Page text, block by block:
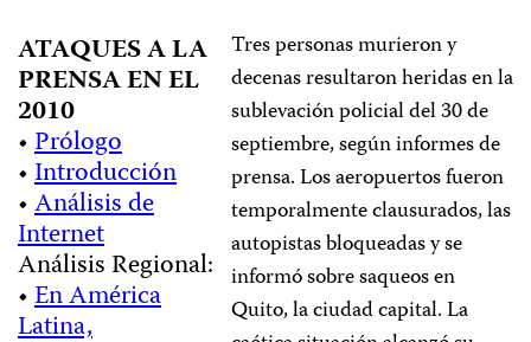
ATAQUES A LA
PRENSA EN EL
2010
•Prólogo
•Introducción
•Análisis de
Internet
Análisis Regional:
•En América
Latina,
Tres personas murieron y
decenas resultaron heridas en la
sublevación policial del 30 de
septiembre, según informes de
prensa. Los aeropuertos fueron
temporalmente clausurados, las
autopistas bloqueadas y se
informó sobre saqueos en
Quito, la ciudad capital. La